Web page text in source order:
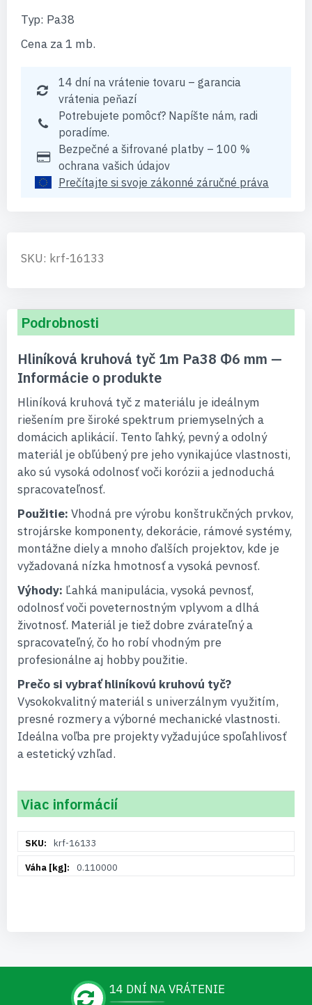
Typ: Pa38
Cena za 1 mb.
14 dní na vrátenie tovaru – garancia
vrátenia peňazí
Potrebujete pomôcť? Napíšte nám, radi
poradíme.
Bezpečné a šifrované platby – 100 %
ochrana vašich údajov
Prečítajte si svoje zákonné záručné práva
SKU: krf-16133
Podrobnosti
Hliníková kruhová tyč 1m Pa38 Φ6 mm —
Informácie o produkte
Hliníková kruhová tyč z materiálu je ideálnym
riešením pre široké spektrum priemyselných a
domácich aplikácií. Tento ľahký, pevný a odolný
materiál je obľúbený pre jeho vynikajúce vlastnosti,
ako sú vysoká odolnosť voči korózii a jednoduchá
spracovateľnosť.
Použitie: Vhodná pre výrobu konštrukčných prvkov,
strojárske komponenty, dekorácie, rámové systémy,
montážne diely a mnoho ďalších projektov, kde je
vyžadovaná nízka hmotnosť a vysoká pevnosť.
Výhody: Ľahká manipulácia, vysoká pevnosť,
odolnosť voči poveternostným vplyvom a dlhá
životnosť. Materiál je tiež dobre zvárateľný a
spracovateľný, čo ho robí vhodným pre
profesionálne aj hobby použitie.
Prečo si vybrať hliníkovú kruhovú tyč?
Vysokokvalitný materiál s univerzálnym využitím,
presné rozmery a výborné mechanické vlastnosti.
Ideálna voľba pre projekty vyžadujúce spoľahlivosť
a estetický vzhľad.
Viac informácií
informáciíkrf-16133
0.110000
14 DNÍ NA VRÁTENIE